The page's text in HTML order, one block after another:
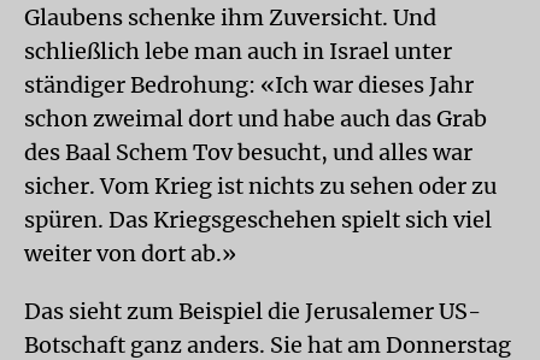
Glaubens schenke ihm Zuversicht. Und
schließlich lebe man auch in Israel unter
ständiger Bedrohung: «Ich war dieses Jahr
schon zweimal dort und habe auch das Grab
des Baal Schem Tov besucht, und alles war
sicher. Vom Krieg ist nichts zu sehen oder zu
spüren. Das Kriegsgeschehen spielt sich viel
weiter von dort ab.»
Das sieht zum Beispiel die Jerusalemer US-
Botschaft ganz anders. Sie hat am Donnerstag